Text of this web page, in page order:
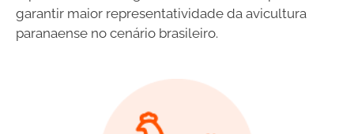
garantir maior representatividade da avicultura
paranaense no cenário brasileiro.